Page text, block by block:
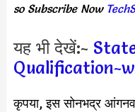
so Subscribe Now
यह भी देखें:-
Qualification-
कृपया, इस सोनभद्र